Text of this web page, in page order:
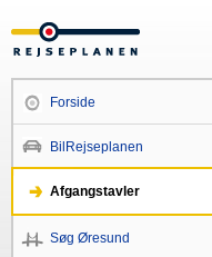
Forside
BilRejseplanen
Afgangstavler
Søg Øresund